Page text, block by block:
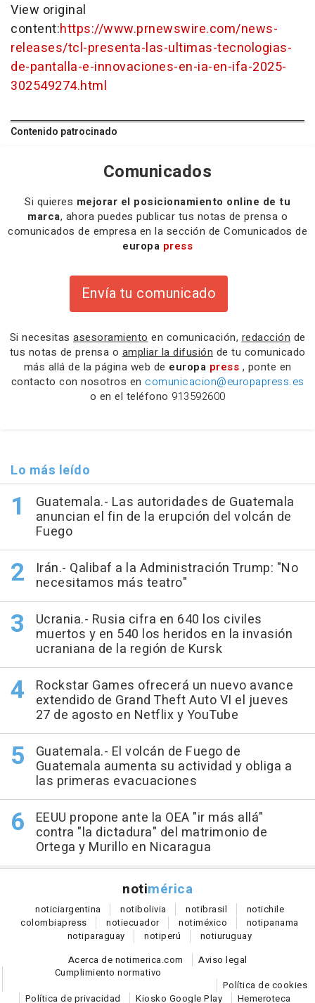
View original
content:https://www.prnewswire.com/news-
releases/tcl-presenta-las-ultimas-tecnologias-
de-pantalla-e-innovaciones-en-ia-en-ifa-2025-
302549274.html
Contenido patrocinado
Comunicados
Si quieres mejorar el posicionamiento online de tu
marca, ahora puedes publicar tus notas de prensa o
comunicados de empresa en la sección de Comunicados de
europa press
Envía tu comunicado
Si necesitas asesoramiento en comunicación, redacción de
tus notas de prensa o ampliar la difusión de tu comunicado
más allá de la página web de europa press , ponte en
contacto con nosotros en comunicacion@europapress.es
o en el teléfono 913592600
Lo más leído
Guatemala.- Las autoridades de Guatemala
anuncian el fin de la erupción del volcán de
Fuego
Irán.- Qalibaf a la Administración Trump: "No
necesitamos más teatro"
Ucrania.- Rusia cifra en 640 los civiles
muertos y en 540 los heridos en la invasión
ucraniana de la región de Kursk
Rockstar Games ofrecerá un nuevo avance
extendido de Grand Theft Auto VI el jueves
27 de agosto en Netflix y YouTube
Guatemala.- El volcán de Fuego de
Guatemala aumenta su actividad y obliga a
las primeras evacuaciones
EEUU propone ante la OEA "ir más allá"
contra "la dictadura" del matrimonio de
Ortega y Murillo en Nicaragua
notimérica
noticiargentina notibolivia notibrasil notichile
colombiapress notiecuador notiméxico notipanama
notiparaguay notiperú notiuruguay
Acerca de notimerica.com
Aviso legal
Cumplimiento normativo
Política de cookies
Política de privacidad
Kiosko Google Play Hemeroteca